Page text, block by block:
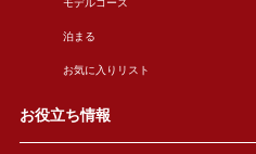
モデルコース
泊まる
お気に入りリスト
お役立ち情報